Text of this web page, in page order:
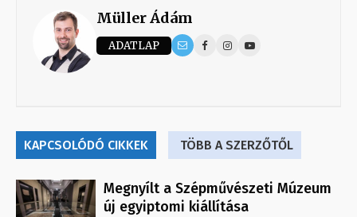
Müller Ádám
ADATLAP
KAPCSOLÓDÓ CIKKEK TÖBB A SZERZŐTŐL
Megnyílt a Szépművészeti Múzeum
új egyiptomi kiállítása